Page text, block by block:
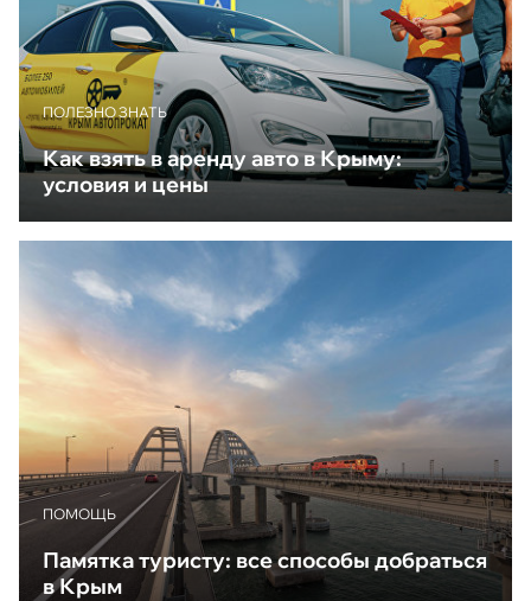
ПОЛЕЗНО ЗНАТЬ
Как взять в аренду авто в Крыму:
условия и цены
ПОМОЩЬ
Памятка туристу: все способы добраться
в Крым